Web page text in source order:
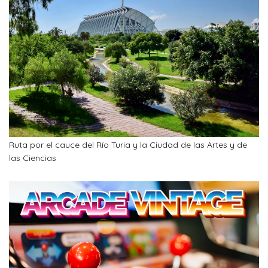
Ruta por el cauce del Río Turia y la Ciudad de las Artes y de
las Ciencias